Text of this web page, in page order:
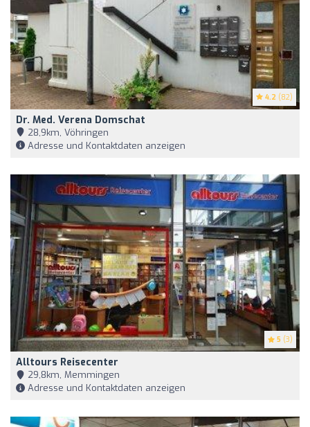
4.2 (82)
Dr. Med. Verena Domschat
28,9km, Vöhringen
Adresse und Kontaktdaten anzeigen
5 (3)
Alltours Reisecenter
29,8km, Memmingen
Adresse und Kontaktdaten anzeigen